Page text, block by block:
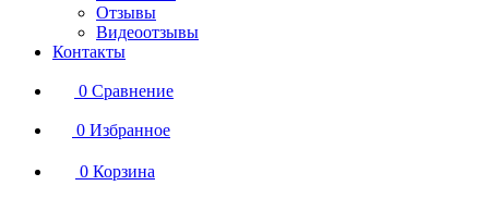
Отзывы
Видеоотзывы
Контакты
0 Сравнение
0 Избранное
0 Корзина